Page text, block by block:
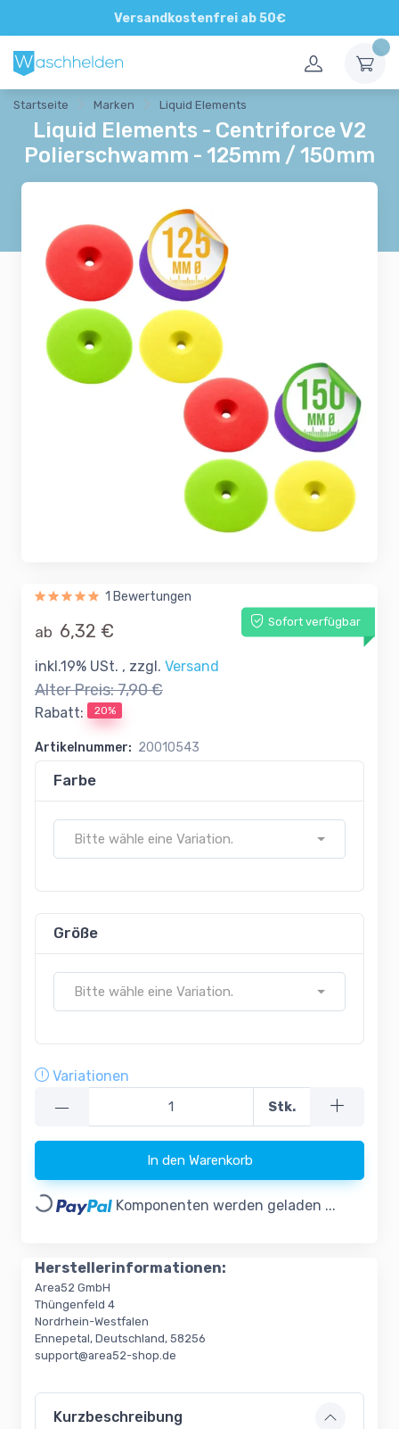
Versandkostenfrei ab 50€
Direkte und persönliche Beratung
Startseite Marken Liquid Elements
Liquid Elements - Centriforce V2
Polierschwamm - 125mm / 150mm
1 Bewertungen
Sofort verfügbar
ab 6,32 €
inkl.19% USt. , zzgl. Versand
Alter Preis:7,90 €
Rabatt: 20%
Artikelnummer: 20010543
Farbe
Bitte wähle eine Variation.
Größe
Bitte wähle eine Variation.
Variationen
— Stk.
In den Warenkorb
Loading... Komponenten werden geladen ...
Herstellerinformationen:
Area52 GmbH
Thüngenfeld 4
Nordrhein-Westfalen
Ennepetal, Deutschland, 58256
support@area52-shop.de
Kurzbeschreibung